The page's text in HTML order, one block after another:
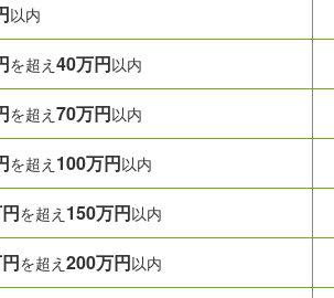
以内
を超え 40万円以内
を超え 70万円以内
を超え 100万円以内
を超え 150万円以内
を超え 200万円以内